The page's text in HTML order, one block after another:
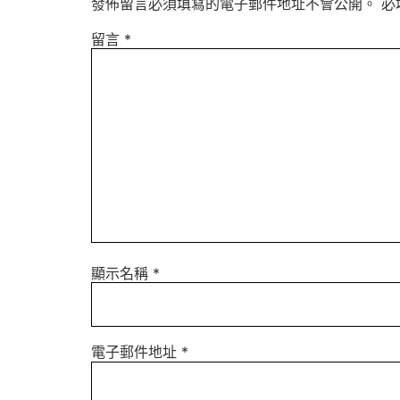
留言 *
顯示名稱 *
電子郵件地址 *